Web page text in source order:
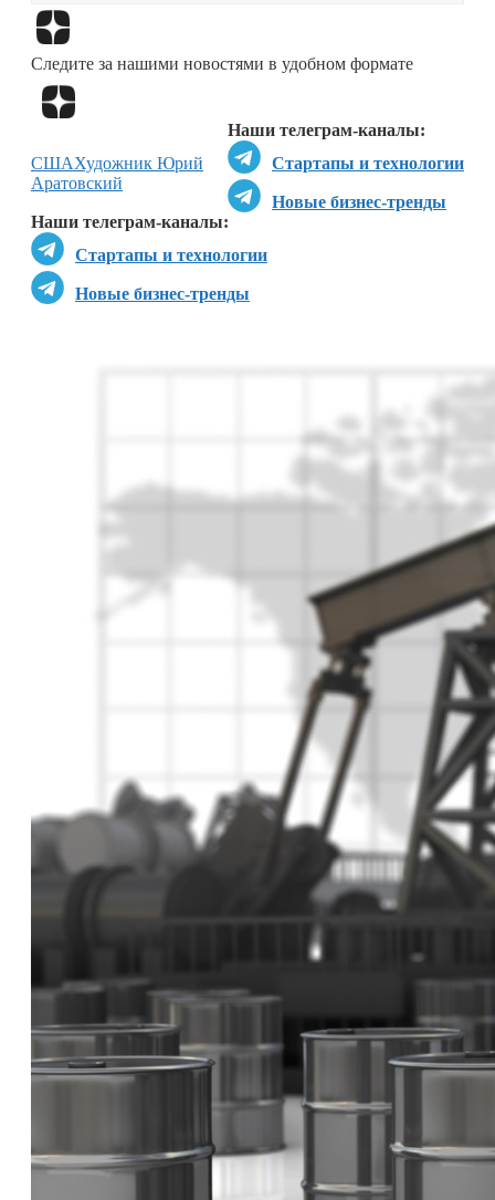
Следите за нашими новостями в удобном формате
Наши телеграм-каналы:
Стартапы и технологии
Новые бизнес-тренды
Наши телеграм-каналы:
Стартапы и технологии
Новые бизнес-тренды
СШАХудожник Юрий
Аратовский